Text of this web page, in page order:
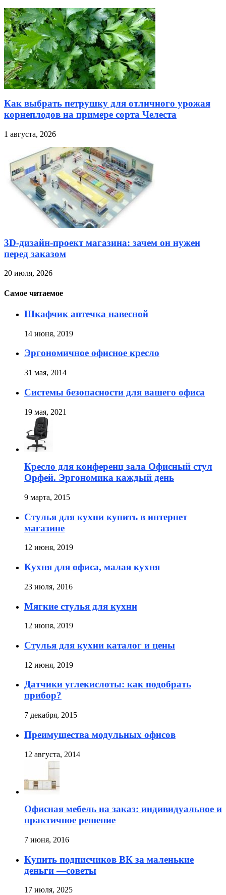
Как выбрать петрушку для отличного урожая
корнеплодов на примере сорта Челеста
1 августа, 2026
3D-дизайн-проект магазина: зачем он нужен
перед заказом
20 июля, 2026
Самое читаемое
Шкафчик аптечка навесной
14 июня, 2019
Эргономичное офисное кресло
31 мая, 2014
Системы безопасности для вашего офиса
19 мая, 2021
Кресло для конференц зала Офисный стул
Орфей. Эргономика каждый день
9 марта, 2015
Стулья для кухни купить в интернет
магазине
12 июня, 2019
Кухня для офиса, малая кухня
23 июля, 2016
Мягкие стулья для кухни
12 июня, 2019
Стулья для кухни каталог и цены
12 июня, 2019
Датчики углекислоты: как подобрать
прибор?
7 декабря, 2015
Преимущества модульных офисов
12 августа, 2014
Офисная мебель на заказ: индивидуальное и
практичное решение
7 июня, 2016
Купить подписчиков ВК за маленькие
деньги —советы
17 июля, 2025